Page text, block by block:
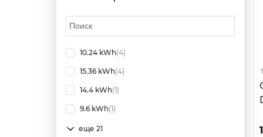
10.24 kWh(4)
15.36 kWh(4)
14.4 kWh(1)
9.6 kWh(1)
еще 21